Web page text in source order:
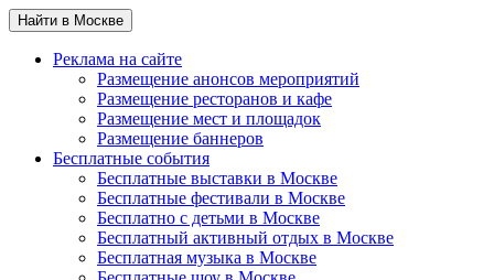
Найти в Москве
Реклама на сайте
Размещение анонсов мероприятий
Размещение ресторанов и кафе
Размещение мест и площадок
Размещение баннеров
Бесплатные события
Бесплатные выставки в Москве
Бесплатные фестивали в Москве
Бесплатно с детьми в Москве
Бесплатный активный отдых в Москве
Бесплатная музыка в Москве